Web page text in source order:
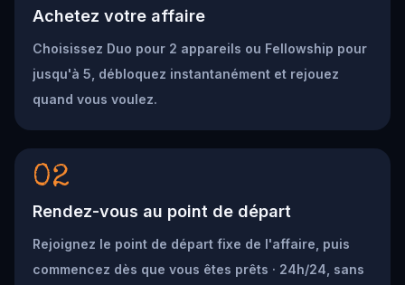
Achetez votre affaire
Choisissez Duo pour 2 appareils ou Fellowship pour
jusqu'à 5, débloquez instantanément et rejouez
quand vous voulez.
02
Rendez-vous au point de départ
Rejoignez le point de départ fixe de l'affaire, puis
commencez dès que vous êtes prêts · 24h/24, sans